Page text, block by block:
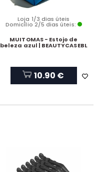
Loja 1/3 dias úteis
Domicílio 2/5 dias úteis:
MUITOMAS - Estojo de
beleza azul | BEAUTYCASEBL
10.90 €